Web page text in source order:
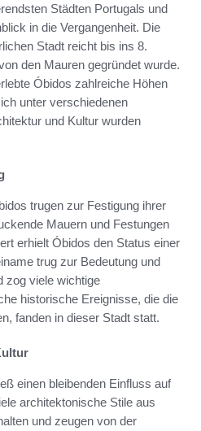
Städten Portugals und
in die Vergangenheit. Die
Stadt reicht bis ins 8.
den Mauren gegründet wurde.
Óbidos zahlreiche Höhen
unter verschiedenen
und Kultur wurden
trugen zur Festigung ihrer
Mauern und Festungen
erhielt Óbidos den Status einer
trug zur Bedeutung und
zog viele wichtige
historische Ereignisse, die die
fanden in dieser Stadt statt.
einen bleibenden Einfluss auf
architektonische Stile aus
und zeugen von der